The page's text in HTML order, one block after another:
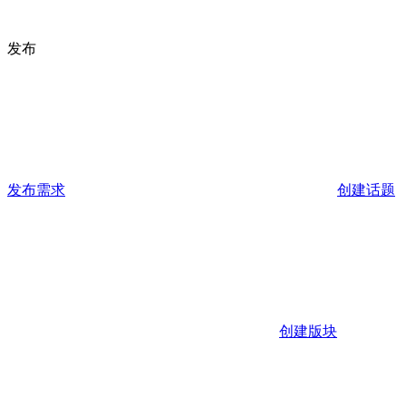
发布
发布需求 创建话题
创建版块